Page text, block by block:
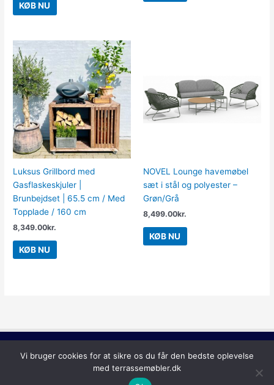
KØB NU
Luksus Grillbord med
Gasflaskeskjuler |
Brunbejdset | 65.5 cm / Med
Topplade / 160 cm
8,349.00kr.
KØB NU
NOVEL Lounge havemøbel
sæt i stål og polyester –
Grøn/Grå
8,499.00kr.
KØB NU
Copyright © 2026 Terrassemøbler
Vi bruger cookies for at sikre os du får den bedste oplevelse
med terrassemøbler.dk